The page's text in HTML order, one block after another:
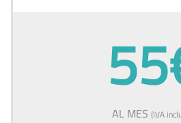
AL MES (IVA